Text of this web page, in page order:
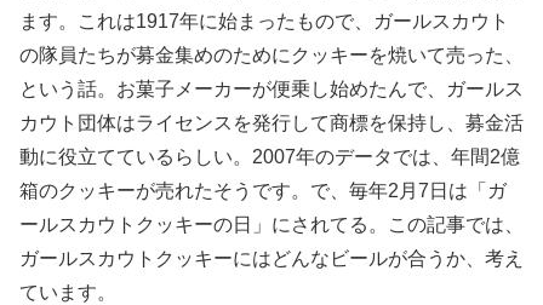
ます。これは1917年に始まったもので、ガールスカウト
の隊員たちが募金集めのためにクッキーを焼いて売った、
という話。お菓子メーカーが便乗し始めたんで、ガールス
カウト団体はライセンスを発行して商標を保持し、募金活
動に役立てているらしい。2007年のデータでは、年間2億
箱のクッキーが売れたそうです。で、毎年2月7日は「ガ
ールスカウトクッキーの日」にされてる。この記事では、
ガールスカウトクッキーにはどんなビールが合うか、考え
ています。